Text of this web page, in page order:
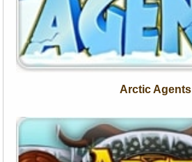
Arctic Agents